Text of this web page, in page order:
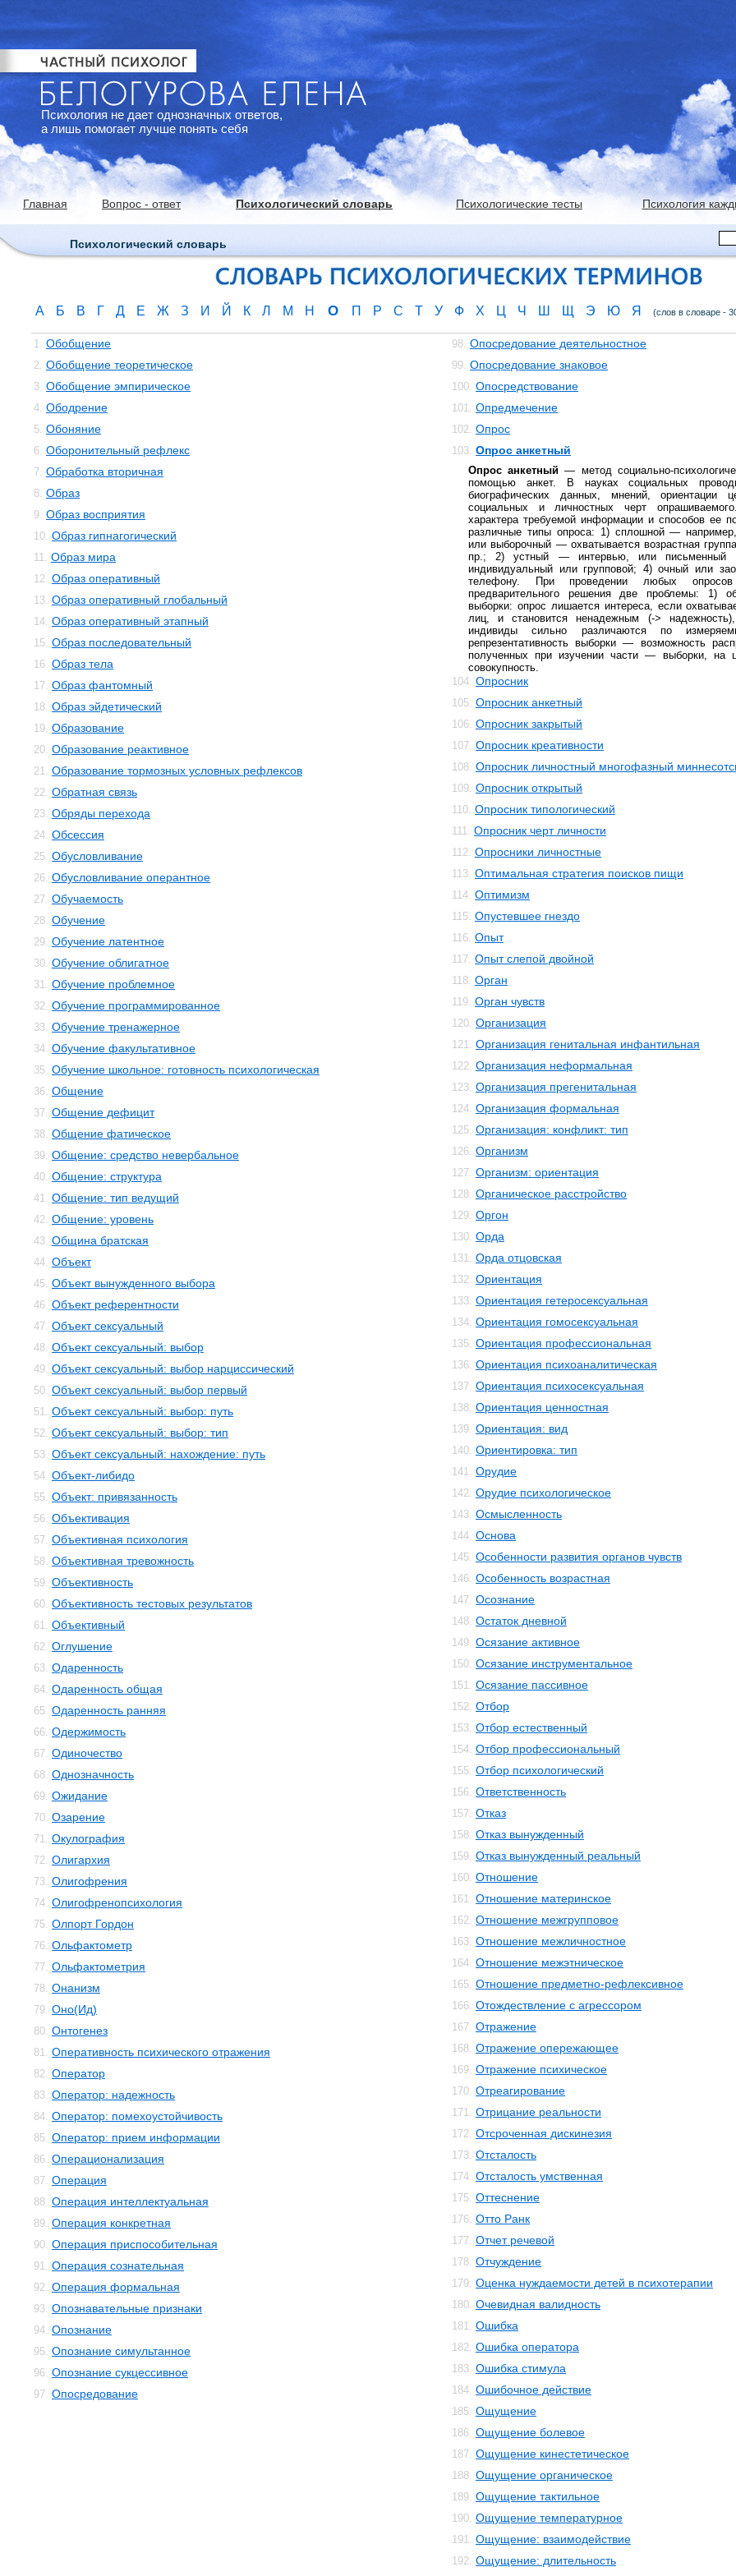
Психология не дает однозначных ответов,
а лишь помогает лучше понять себя
Главная Вопрос - ответ Психологический словарь Психологические тесты Психология
Психологический словарь
А Б В Г Д Е Ж З И Й К Л М Н О П Р С Т У Ф Х Ц Ч Ш Щ Э Ю Я (слов в словаре -
1. Обобщение
2. Обобщение теоретическое
3. Обобщение эмпирическое
4. Ободрение
5. Обоняние
6. Оборонительный рефлекс
7. Обработка вторичная
8. Образ
9. Образ восприятия
10. Образ гипнагогический
11. Образ мира
12. Образ оперативный
13. Образ оперативный глобальный
14. Образ оперативный этапный
15. Образ последовательный
16. Образ тела
17. Образ фантомный
18. Образ эйдетический
19. Образование
20. Образование реактивное
21. Образование тормозных условных рефлексов
22. Обратная связь
23. Обряды перехода
24. Обсессия
25. Обусловливание
26. Обусловливание оперантное
27. Обучаемость
28. Обучение
29. Обучение латентное
30. Обучение облигатное
31. Обучение проблемное
32. Обучение программированное
33. Обучение тренажерное
34. Обучение факультативное
35. Обучение школьное: готовность психологическая
36. Общение
37. Общение дефицит
38. Общение фатическое
39. Общение: средство невербальное
40. Общение: структура
41. Общение: тип ведущий
42. Общение: уровень
43. Община братская
44. Объект
45. Объект вынужденного выбора
46. Объект референтности
47. Объект сексуальный
48. Объект сексуальный: выбор
49. Объект сексуальный: выбор нарциссический
50. Объект сексуальный: выбор первый
51. Объект сексуальный: выбор: путь
52. Объект сексуальный: выбор: тип
53. Объект сексуальный: нахождение: путь
54. Объект-либидо
55. Объект: привязанность
56. Объективация
57. Объективная психология
58. Объективная тревожность
59. Объективность
60. Объективность тестовых результатов
61. Объективный
62. Оглушение
63. Одаренность
64. Одаренность общая
65. Одаренность ранняя
66. Одержимость
67. Одиночество
68. Однозначность
69. Ожидание
70. Озарение
71. Окулография
72. Олигархия
73. Олигофрения
74. Олигофренопсихология
75. Олпорт Гордон
76. Ольфактометр
77. Ольфактометрия
78. Онанизм
79. Оно(Ид)
80. Онтогенез
81. Оперативность психического отражения
82. Оператор
83. Оператор: надежность
84. Оператор: помехоустойчивость
85. Оператор: прием информации
86. Операционализация
87. Операция
88. Операция интеллектуальная
89. Операция конкретная
90. Операция приспособительная
91. Операция сознательная
92. Операция формальная
93. Опознавательные признаки
94. Опознание
95. Опознание симультанное
96. Опознание сукцессивное
97. Опосредование
98. Опосредование деятельностное
99. Опосредование знаковое
100. Опосредствование
101. Опредмечение
102. Опрос
103. Опрос анкетный
Опрос анкетный — метод социально-
помощью анкет. В науках социальных
биографических данных, мнений, ориентации
социальных и личностных черт
характера требуемой информации и способов ее
различные типы опроса: 1) сплошной —
или выборочный — охватывается возрастная
пр.; 2) устный — интервью, или письменный
индивидуальный или групповой; 4) очный или
телефону. При проведении любых
предварительного решения две проблемы: 1)
выборки: опрос лишается интереса, если
лиц, и становится ненадежным (->
индивиды сильно различаются по
репрезентативность выборки — возможность
полученных при изучении части — выборки, на
совокупность.
104. Опросник
105. Опросник анкетный
106. Опросник закрытый
107. Опросник креативности
108. Опросник личностный многофазный
109. Опросник открытый
110. Опросник типологический
111. Опросник черт личности
112. Опросники личностные
113. Оптимальная стратегия поисков пищи
114. Оптимизм
115. Опустевшее гнездо
116. Опыт
117. Опыт слепой двойной
118. Орган
119. Орган чувств
120. Организация
121. Организация генитальная инфантильная
122. Организация неформальная
123. Организация прегенитальная
124. Организация формальная
125. Организация: конфликт: тип
126. Организм
127. Организм: ориентация
128. Органическое расстройство
129. Оргон
130. Орда
131. Орда отцовская
132. Ориентация
133. Ориентация гетеросексуальная
134. Ориентация гомосексуальная
135. Ориентация профессиональная
136. Ориентация психоаналитическая
137. Ориентация психосексуальная
138. Ориентация ценностная
139. Ориентация: вид
140. Ориентировка: тип
141. Орудие
142. Орудие психологическое
143. Осмысленность
144. Основа
145. Особенности развития органов чувств
146. Особенность возрастная
147. Осознание
148. Остаток дневной
149. Осязание активное
150. Осязание инструментальное
151. Осязание пассивное
152. Отбор
153. Отбор естественный
154. Отбор профессиональный
155. Отбор психологический
156. Ответственность
157. Отказ
158. Отказ вынужденный
159. Отказ вынужденный реальный
160. Отношение
161. Отношение материнское
162. Отношение межгрупповое
163. Отношение межличностное
164. Отношение межэтническое
165. Отношение предметно-рефлексивное
166. Отождествление с агрессором
167. Отражение
168. Отражение опережающее
169. Отражение психическое
170. Отреагирование
171. Отрицание реальности
172. Отсроченная дискинезия
173. Отсталость
174. Отсталость умственная
175. Оттеснение
176. Отто Ранк
177. Отчет речевой
178. Отчуждение
179. Оценка нуждаемости детей в психотерапии
180. Очевидная валидность
181. Ошибка
182. Ошибка оператора
183. Ошибка стимула
184. Ошибочное действие
185. Ощущение
186. Ощущение болевое
187. Ощущение кинестетическое
188. Ощущение органическое
189. Ощущение тактильное
190. Ощущение температурное
191. Ощущение: взаимодействие
192. Ощущение: длительность